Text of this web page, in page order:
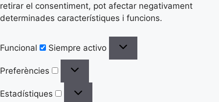
retirar el consentiment, pot afectar negativament
determinades característiques i funcions.
Funcional Siempre activo
Preferències
Estadístiques